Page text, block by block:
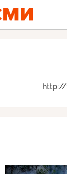
http://